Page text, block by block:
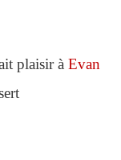
plaisir à Evan